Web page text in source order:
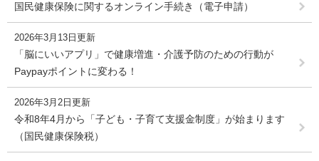
国民健康保険に関するオンライン手続き（電子申請）
2026年3月13日更新
「脳にいいアプリ」で健康増進・介護予防のための行動が
Paypayポイントに変わる！
2026年3月2日更新
令和8年4月から「子ども・子育て支援金制度」が始まります
（国民健康保険税）